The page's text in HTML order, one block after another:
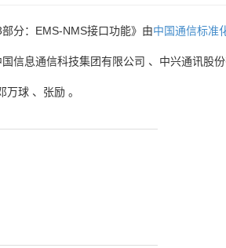
分：EMS-NMS接口功能》由中国通信标准
国信息通信科技集团有限公司 、 中兴通讯股
万球 、 张励 。